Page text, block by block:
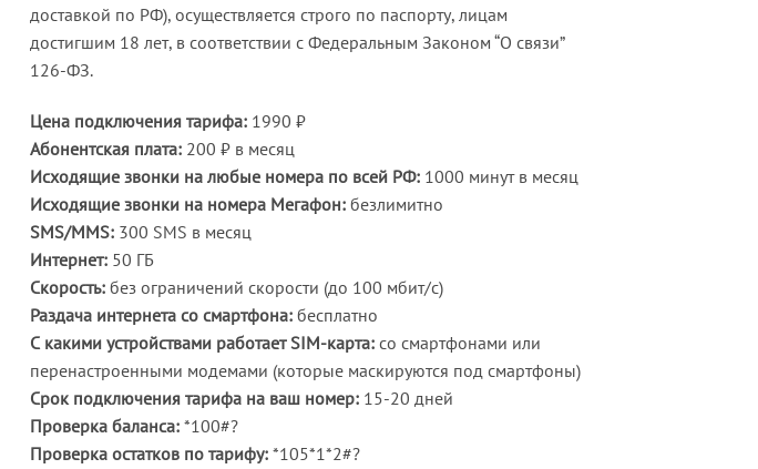
доставкой по РФ), осуществляется строго по паспорту, лицам
достигшим 18 лет, в соответствии с Федеральным Законом “О связи”
126-ФЗ.
Цена подключения тарифа: 1990 ₽
Абонентская плата: 200 ₽ в месяц
Исходящие звонки на любые номера по всей РФ: 1000 минут в месяц
Исходящие звонки на номера Мегафон: безлимитно
SMS/MMS: 300 SMS в месяц
Интернет: 50 ГБ
Скорость: без ограничений скорости (до 100 мбит/с)
Раздача интернета со смартфона: бесплатно
С какими устройствами работает SIM-карта: со смартфонами или
перенастроенными модемами (которые маскируются под смартфоны)
Срок подключения тарифа на ваш номер: 15-20 дней
Проверка баланса: *100#?
Проверка остатков по тарифу: *105*1*2#?